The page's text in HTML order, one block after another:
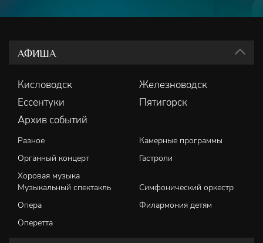
АФИША
Кисловодск
Железноводск
Ессентуки
Пятигорск
Архив событий
Разное
Камерные программы
Органный концерт
Гастроли
Хоровая музыка
Музыкальный спектакль
Симфонический оркестр
Опера
Филармония детям
Оперетта